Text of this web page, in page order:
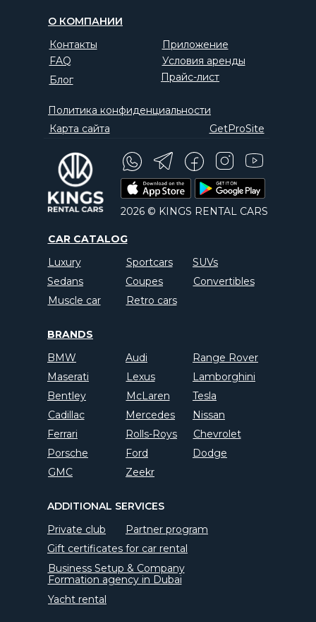
Блог
FAQ Условия аренды
О КОМПАНИИ
Карта сайта
Политика конфиденциальности
GetProSite
Контакты
Прайс-лист
Приложение
CAR CATALOG
BRANDS
ADDITIONAL SERVICES
Sportcars
Luxury
SUVs
Convertibles
Coupes
BMW Audi
Bentley
Cadillac
McLaren
Mercedes
Nissan
Porsche
Range Rover
Rolls-Roys
Lexus
Tesla
Chevrolet
Ferrari
Lamborghini
Maserati
2026 © KINGS RENTAL CARS
Sedans
Muscle car
Ford Dodge
Partner program
Gift certificates for car rental
Business Setup & Company
Formation agency in Dubai
Private club
Yacht rental
Retro cars
GMC Zeekr